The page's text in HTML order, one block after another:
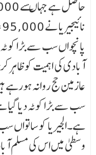
پانچواں سب سے بڑا کوٹہ
عازمین حج روانہ ہورہے
سب سے بڑا کوٹہ دیا گیا
ہے۔الجیریا کو
وسطیٰ میں اس کی مسلم